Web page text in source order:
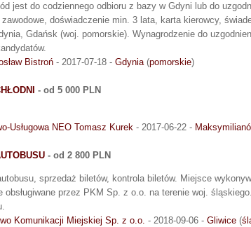
jest do codziennego odbioru z bazy w Gdyni lub do
zawodowe, doświadczenie min. 3 lata, karta kierowcy,
Gdańsk (woj. pomorskie). Wynagrodzenie do
Bistroń - 2017-07-18 - Gdynia(pomorskie)
- od 5 000 PLN
Usługowa NEO Tomasz Kurek - 2017-06-22 -
- od 2 800 PLN
sprzedaż biletów, kontrola biletów. Miejsce
obsługiwane przez PKM Sp. z o.o. na terenie woj.
Komunikacji Miejskiej Sp. z o.o. - 2018-09-06 - Gliwice (